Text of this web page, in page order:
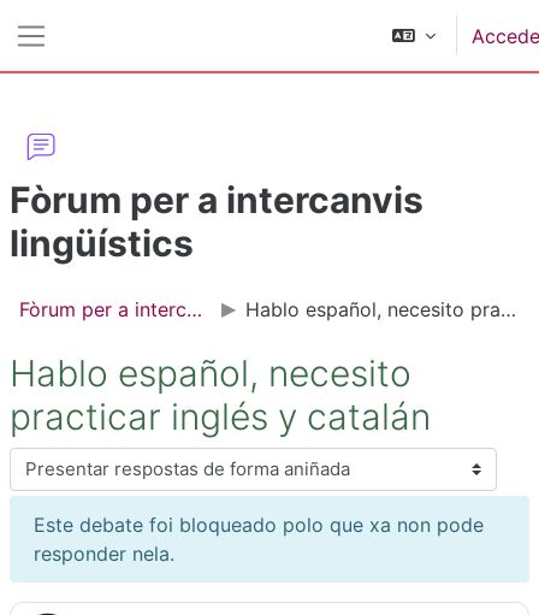
Fòrum per a intercanvis
lingüístics
Fòrum per a intercanvis lingüístics Hablo español, necesito practicar inglés y catalán
Hablo español, necesito
practicar inglés y catalán
Modo de presentación
Este debate foi bloqueado polo que xa non pode
responder nela.